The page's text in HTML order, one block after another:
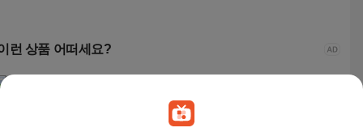
런 상품 어떠세요?